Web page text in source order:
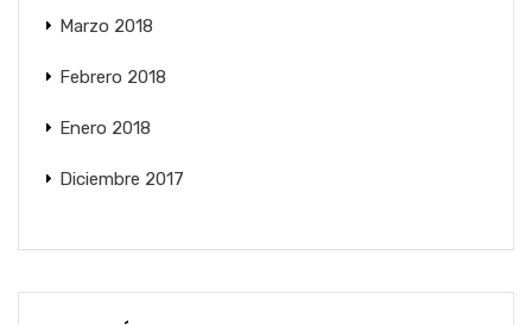
Marzo 2018
Febrero 2018
Enero 2018
Diciembre 2017